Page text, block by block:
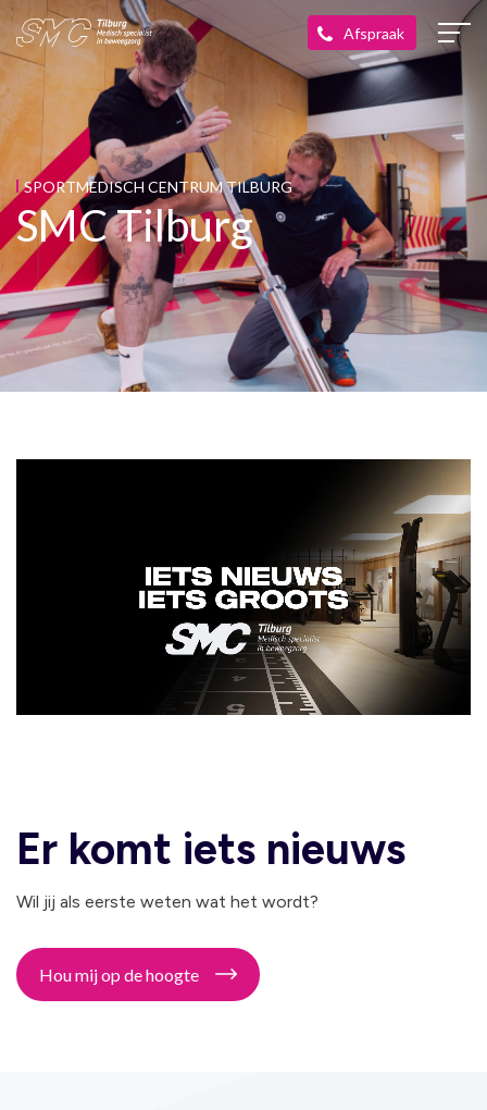
SPORTMEDISCH CENTRUM TILBURG
SMC Tilburg
Er komt iets nieuws
Wil jij als eerste weten wat het wordt?
Hou mij op de hoogte